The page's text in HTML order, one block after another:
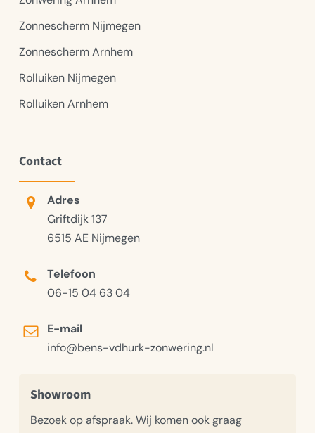
Zonnescherm Nijmegen
Zonnescherm Arnhem
Rolluiken Nijmegen
Rolluiken Arnhem
Contact
Adres
Griftdijk 137
6515 AE Nijmegen
Telefoon
06-15 04 63 04
E-mail
info@bens-vdhurk-zonwering.nl
Showroom
Bezoek op afspraak. Wij komen ook graag